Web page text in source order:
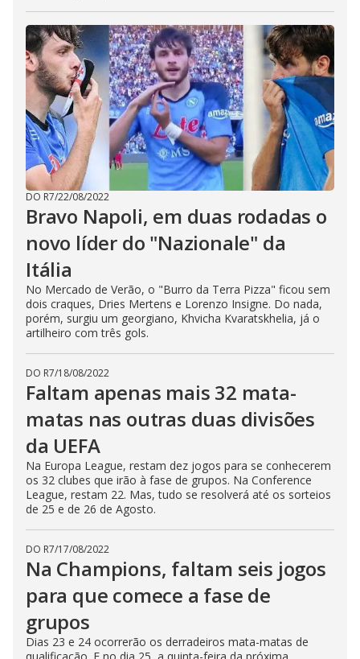
DO R7/22/08/2022
Bravo Napoli, em duas rodadas o
novo líder do "Nazionale" da
Itália
No Mercado de Verão, o "Burro da Terra Pizza" ficou sem
dois craques, Dries Mertens e Lorenzo Insigne. Do nada,
porém, surgiu um georgiano, Khvicha Kvaratskhelia, já o
artilheiro com três gols.
DO R7/18/08/2022
Faltam apenas mais 32 mata-
matas nas outras duas divisões
da UEFA
Na Europa League, restam dez jogos para se conhecerem
os 32 clubes que irão à fase de grupos. Na Conference
League, restam 22. Mas, tudo se resolverá até os sorteios
de 25 e de 26 de Agosto.
DO R7/17/08/2022
Na Champions, faltam seis jogos
para que comece a fase de
grupos
Dias 23 e 24 ocorrerão os derradeiros mata-matas de